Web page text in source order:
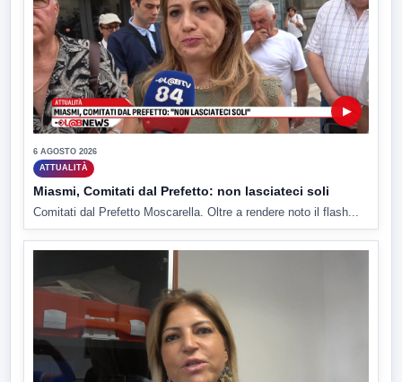
▶
6 AGOSTO 2026
ATTUALITÀ
Miasmi, Comitati dal Prefetto: non lasciateci soli
Comitati dal Prefetto Moscarella. Oltre a rendere noto il flash...